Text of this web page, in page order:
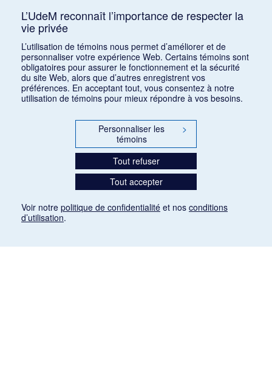
L’UdeM reconnaît l’importance de respecter la
vie privée
L’utilisation de témoins nous permet d’améliorer et de
personnaliser votre expérience Web. Certains témoins sont
obligatoires pour assurer le fonctionnement et la sécurité
du site Web, alors que d’autres enregistrent vos
préférences. En acceptant tout, vous consentez à notre
utilisation de témoins pour mieux répondre à vos besoins.
Personnaliser les
témoins
>
Tout refuser
Tout accepter
Voir notre politique de confidentialité et nos conditions
d’utilisation.